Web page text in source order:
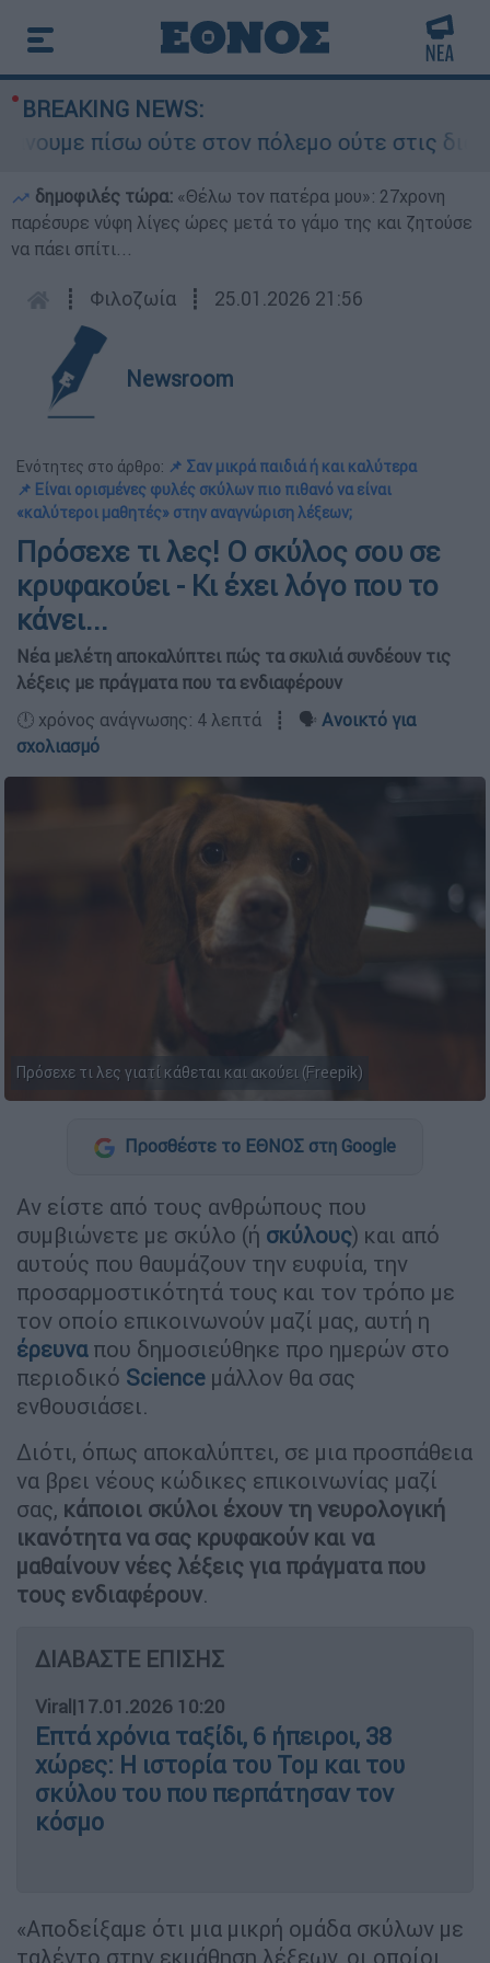
BREAKING NEWS:
πίσω ούτε στον πόλεμο ούτε στις
δημοφιλές τώρα: «Θέλω τον πατέρα μου»: 27χρονη
παρέσυρε νύφη λίγες ώρες μετά το γάμο της και ζητούσε
να πάει σπίτι...
┋ Φιλοζωία ┋ 25.01.2026 21:56
Newsroom
Ενότητες στο άρθρο: 📌 Σαν μικρά παιδιά ή και καλύτερα
📌 Είναι ορισμένες φυλές σκύλων πιο πιθανό να είναι
«καλύτεροι μαθητές» στην αναγνώριση λέξεων;
Πρόσεχε τι λες! Ο σκύλος σου σε
κρυφακούει - Κι έχει λόγο που το
κάνει...
Νέα μελέτη αποκαλύπτει πώς τα σκυλιά συνδέουν τις
λέξεις με πράγματα που τα ενδιαφέρουν
🕛 χρόνος ανάγνωσης: 4 λεπτά ┋ 🗣️ Ανοικτό για
σχολιασμό
Πρόσεχε τι λες γιατί κάθεται και ακούει (Freepik)
Προσθέστε το ΕΘΝΟΣ στη Google
Αν είστε από τους ανθρώπους που
συμβιώνετε με σκύλο (ή σκύλους) και από
αυτούς που θαυμάζουν την ευφυία, την
προσαρμοστικότητά τους και τον τρόπο με
τον οποίο επικοινωνούν μαζί μας, αυτή η
έρευναπου δημοσιεύθηκε προ ημερών στο
περιοδικό Science μάλλον θα σας
ενθουσιάσει.
Διότι, όπως αποκαλύπτει, σε μια προσπάθεια
να βρει νέους κώδικες επικοινωνίας μαζί
σας, κάποιοι σκύλοι έχουν τη νευρολογική
ικανότητα να σας κρυφακούν και να
μαθαίνουν νέες λέξεις για πράγματα που
τους ενδιαφέρουν.
ΔΙΑΒΑΣΤΕ ΕΠΙΣΗΣ
Viral |17.01.2026 10:20
Επτά χρόνια ταξίδι, 6 ήπειροι, 38
χώρες: Η ιστορία του Τομ και του
σκύλου του που περπάτησαν τον
κόσμο
«Αποδείξαμε ότι μια μικρή ομάδα σκύλων με
ταλέντο στην εκμάθηση λέξεων, οι οποίοι